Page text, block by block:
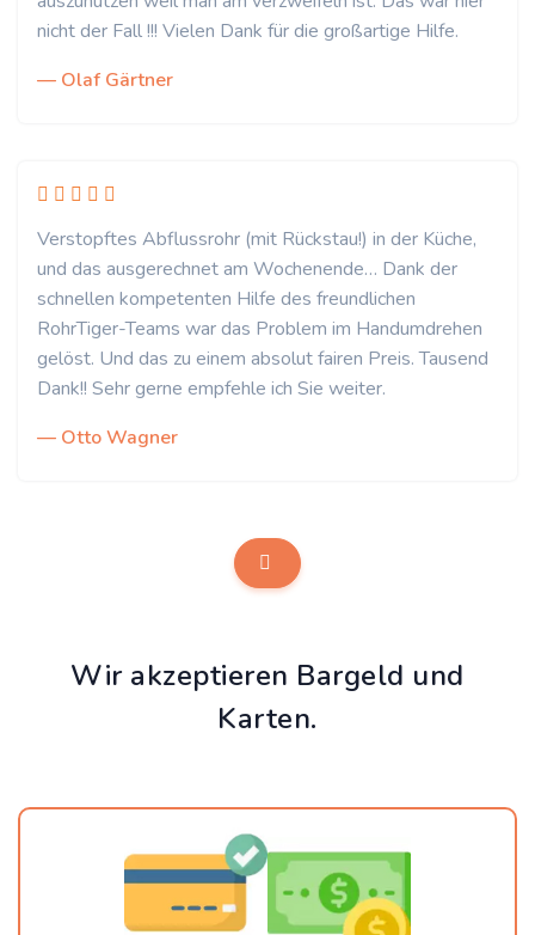
nicht der Fall !!! Vielen Dank für die großartige Hilfe.
— Olaf Gärtner
Verstopftes Abflussrohr (mit Rückstau!) in der Küche,
und das ausgerechnet am Wochenende… Dank der
schnellen kompetenten Hilfe des freundlichen
RohrTiger-Teams war das Problem im Handumdrehen
gelöst. Und das zu einem absolut fairen Preis. Tausend
Dank!! Sehr gerne empfehle ich Sie weiter.
— Otto Wagner
Wir akzeptieren Bargeld und
Karten.